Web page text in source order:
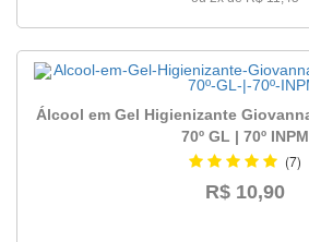
(2)
Álcool em Gel Higienizante
70º GL | 70º INPM
(7)
R$ 10,90